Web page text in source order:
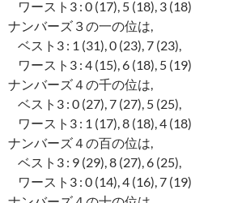
ワースト3 : 0 (17), 5 (18), 3 (18)
ナンバーズ３の一の位は,
ベスト3 : 1 (31), 0 (23), 7 (23),
ワースト3 : 4 (15), 6 (18), 5 (19)
ナンバーズ４の千の位は,
ベスト3 : 0 (27), 7 (27), 5 (25),
ワースト3 : 1 (17), 8 (18), 4 (18)
ナンバーズ４の百の位は,
ベスト3 : 9 (29), 8 (27), 6 (25),
ワースト3 : 0 (14), 4 (16), 7 (19)